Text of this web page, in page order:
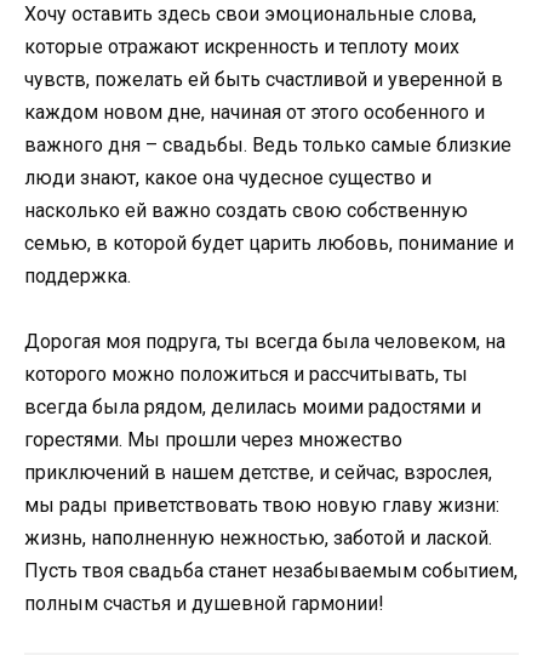
Хочу оставить здесь свои эмоциональные слова,
которые отражают искренность и теплоту моих
чувств, пожелать ей быть счастливой и уверенной в
каждом новом дне, начиная от этого особенного и
важного дня – свадьбы. Ведь только самые близкие
люди знают, какое она чудесное существо и
насколько ей важно создать свою собственную
семью, в которой будет царить любовь, понимание и
поддержка.
Дорогая моя подруга, ты всегда была человеком, на
которого можно положиться и рассчитывать, ты
всегда была рядом, делилась моими радостями и
горестями. Мы прошли через множество
приключений в нашем детстве, и сейчас, взрослея,
мы рады приветствовать твою новую главу жизни:
жизнь, наполненную нежностью, заботой и лаской.
Пусть твоя свадьба станет незабываемым событием,
полным счастья и душевной гармонии!